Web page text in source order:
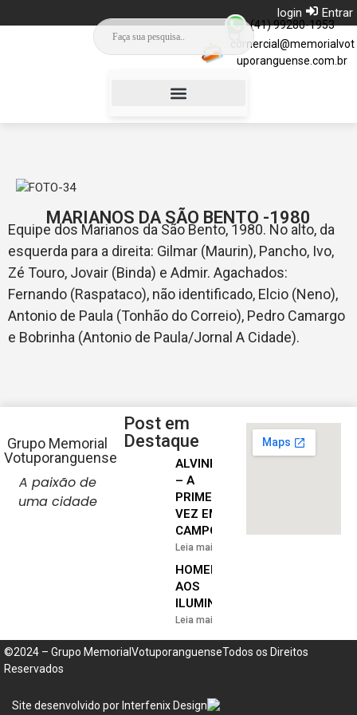
login Entrar
(41) 99280-1953
comercial@memorialvot
uporanguense.com.br
MARIANOS DA SÃO BENTO -1980
Equipe dos Marianos da São Bento, 1980. No alto, da
esquerda para a direita: Gilmar (Maurin), Pancho, Ivo,
Zé Touro, Jovair (Binda) e Admir. Agachados:
Fernando (Raspataco), não identificado, Elcio (Neno),
Antonio de Paula (Tonhão do Correio), Pedro Camargo
e Bobrinha (Antonio de Paula/Jornal A Cidade).
Grupo Memorial
Votuporanguense
A paixão de
uma cidade
Post em
Destaque
ALVINEGRA
– A
PRIMEIRA
VEZ EM
CAMPO
Leia mais »
HOMENAGEM
AOS
ILUMINADOS
Leia mais »
©2024 – Grupo MemorialVotuporanguenseTodos os Direitos
Reservados
Site desenvolvido por Interfenix Design